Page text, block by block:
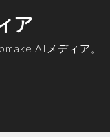
ア
AIメディア。